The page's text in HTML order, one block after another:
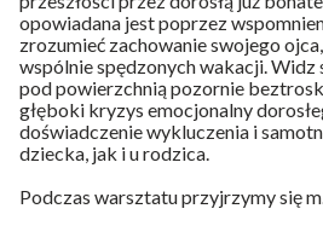
opowiadana jest poprzez
zrozumieć zachowanie swojego
wspólnie spędzonych wakacji.
pod powierzchnią pozornie
głęboki kryzys emocjonalny
doświadczenie wykluczenia i
dziecka, jak i u rodzica.
Podczas warsztatu przyjrzymy się